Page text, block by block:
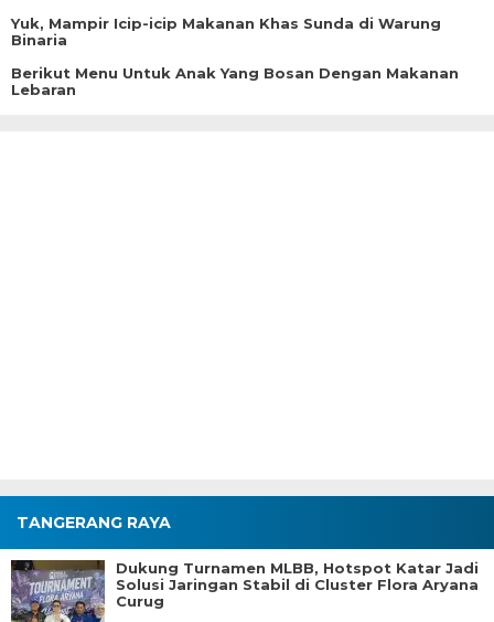
Yuk, Mampir Icip-icip Makanan Khas Sunda di Warung
Binaria
Berikut Menu Untuk Anak Yang Bosan Dengan Makanan
Lebaran
TANGERANG RAYA
Dukung Turnamen MLBB, Hotspot Katar Jadi
Solusi Jaringan Stabil di Cluster Flora Aryana
Curug